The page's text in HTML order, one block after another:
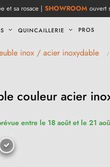
et sa rosace | SHOWROOM ouvert
QUINCAILLERIE PROS
inox / acier inoxydable
couleur acier
entre le 18 août et le 21